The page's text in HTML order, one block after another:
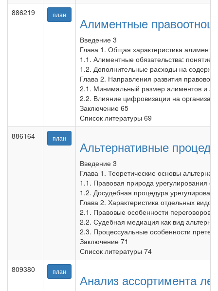
886219
план
Алиментные
Введение 3
Глава 1. Общая характеристика
1.1. Алиментные обязательства: понятие
1.2. Дополнительные расходы на
Глава 2. Направления развития
2.1. Минимальный размер алиментов и
2.2. Влияние цифровизации на
Заключение 65
Список литературы 69
886164
план
Альтернативные
Введение 3
Глава 1. Теоретические основы
1.1. Правовая природа урегулирования
1.2. Досудебная процедура
Глава 2. Характеристика отдельных
2.1. Правовые особенности переговоров
2.2. Судебная медиация как вид
2.3. Процессуальные особенности
Заключение 71
Список литературы 74
809380
план
Анализ ассортимента